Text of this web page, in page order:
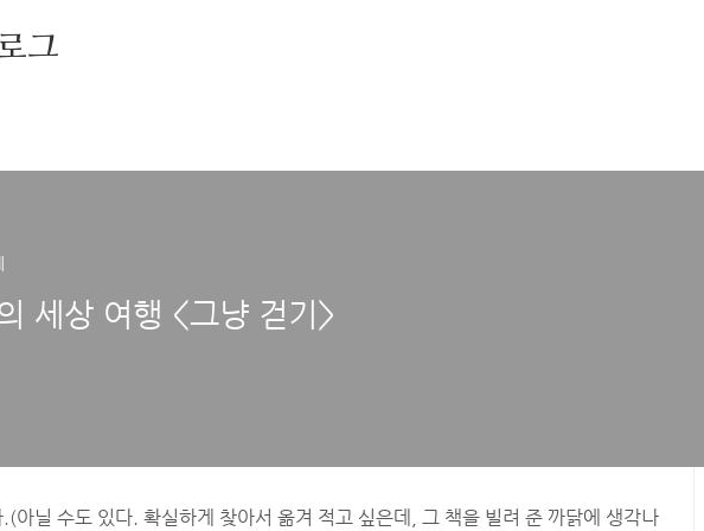
그
세상 여행 <그냥 걷기>
아닐 수도 있다. 확실하게 찾아서 옮겨 적고 싶은데, 그 책을 빌려 준 까닭에 생각나